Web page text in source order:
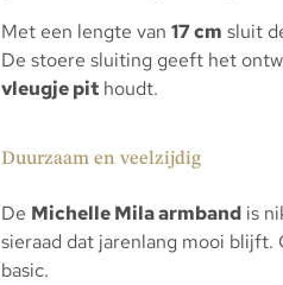
Met een lengte van 17 cm sluit
De stoere sluiting geeft het
vleugje pit houdt.
Duurzaam en veelzijdig
De Michelle Mila armband is
sieraad dat jarenlang mooi blijft.
basic.